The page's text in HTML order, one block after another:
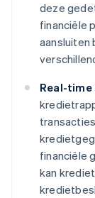
deze
financiële
aansluiten
Real-
financiële
kan